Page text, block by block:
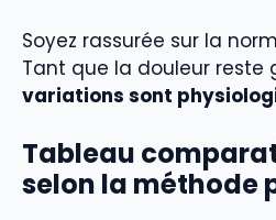
Soyez rassurée sur la
Tant que la douleur reste
variations sont
Tableau
selon la méthode